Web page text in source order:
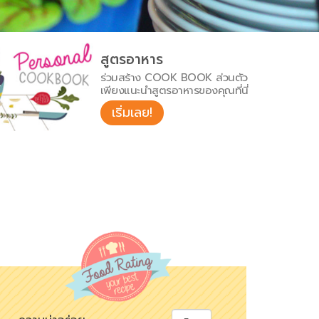
สูตรอาหาร
ร่วมสร้าง COOK BOOK ส่วนตัว
เพียงแนะนำสูตรอาหารของคุณที่นี่
เริ่มเลย!